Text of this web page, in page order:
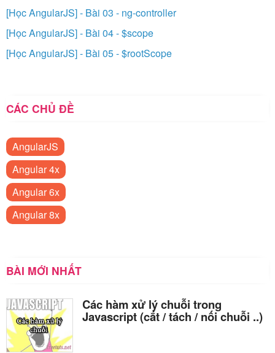
[Học AngularJS] - Bài 03 - ng-controller
[Học AngularJS] - Bài 04 - $scope
[Học AngularJS] - Bài 05 - $rootScope
CÁC CHỦ ĐỀ
AngularJS
Angular 4x
Angular 6x
Angular 8x
BÀI MỚI NHẤT
Các hàm xử lý chuỗi trong
Javascript (cắt / tách / nối chuỗi ..)